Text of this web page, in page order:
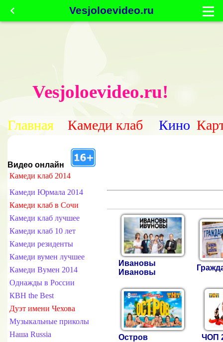
Vesjoloevideo.ru
Vesjoloevideo.ru!
Главная Камеди клаб Кино
Видео онлайн
Камеди клаб 2014
Камеди Юрмала 2014
Камеди клаб в Сочи
Камеди клаб лучшее
Камеди клаб 10 лет
Камеди резиденты
Камеди вумен лучшее
Камеди Вумен 2014
Однажды в России
КВН the Best
Дуэт имени Чехова
Музыкальные приколы
Наша Russia
Ивановы
Ивановы
Остров ЧОП